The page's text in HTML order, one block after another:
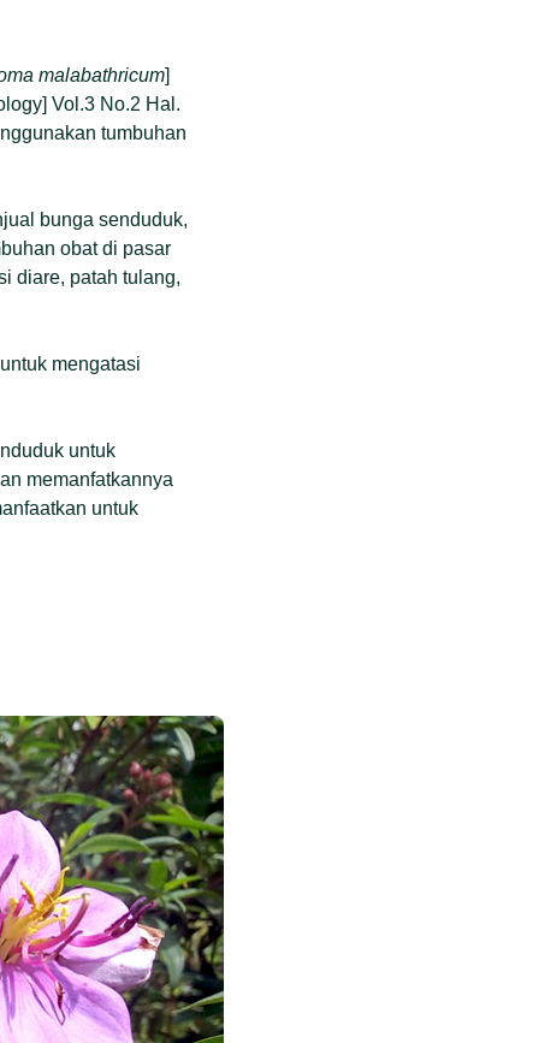
malabathricum]
Vol.3 No.2 Hal.
tumbuhan
bunga senduduk,
obat di pasar
diare, patah tulang,
mengatasi
untuk
memanfatkannya
untuk